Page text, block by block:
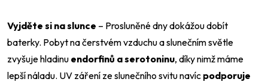
Vyjděte si na slunce – Prosluněné dny dokážou dobít
baterky. Pobyt na čerstvém vzduchu a slunečním světle
zvyšuje hladinu endorfinů a serotoninu, díky nimž máme
lepší náladu. UV záření ze slunečního svitu navíc podporuje